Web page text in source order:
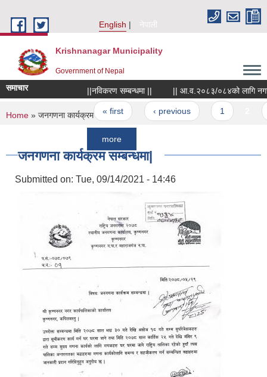
English
नेपाली
Krishnanagar Municipality
Government of Nepal
समाचार ||नविकरण सम्बन्धमा || || आ.व.२०८३/०८४को लागि
Pages
« first ‹ previous
more
You are here
Home » जनगणना कार्यक्रम सम्बन्धमा|
जनगणना कार्यक्रम सम्बन्धमा|
Submitted on: Tue, 09/14/2021 - 14:46